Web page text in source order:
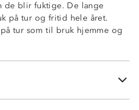
de blir fuktige. De lange
på tur og fritid hele året.
tur som til bruk hjemme og